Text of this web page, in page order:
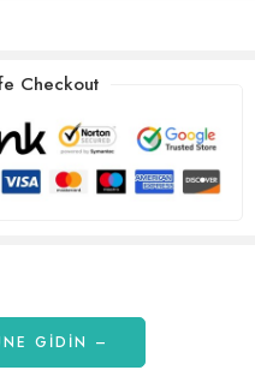
Checkout
GİDİN –